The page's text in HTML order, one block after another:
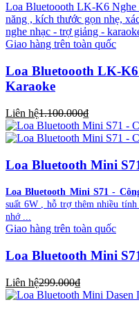
Loa Bluetoooth LK-K6 Nghe
năng , kích thước gọn nhẹ,
nghe nhạc - trợ giảng -
Giao hàng trên toàn quốc
Loa Bluetoooth LK-
Karaoke
Liên hệ1.100.000₫
Loa Bluetooth Mini
Loa Bluetooth Mini S71 -
suất 6W , hỗ trợ thêm nhiều
nhớ ...
Giao hàng trên toàn quốc
Loa Bluetooth Mini
Liên hệ299.000₫